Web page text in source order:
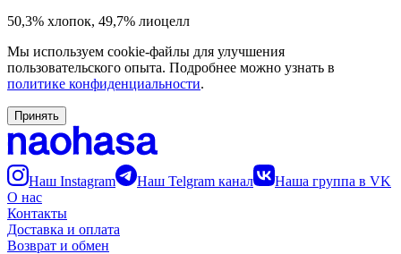
50,3% хлопок, 49,7% лиоцелл
Мы используем cookie-файлы для улучшения
пользовательского опыта. Подробнее можно узнать в
политике конфиденциальности.
Принять
Наш Instagram Наш Telgram канал
Наша группа в VK
О нас
Контакты
Доставка и оплата
Возврат и обмен